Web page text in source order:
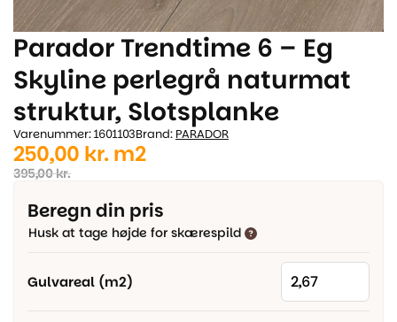
Parador Trendtime 6 – Eg
Skyline perlegrå naturmat
struktur, Slotsplanke
Varenummer: 1601103Brand: PARADOR
395,00kr.
Den
oprindelige
pris
var:
250,00 kr.
Den
aktuelle
pris
er:
m2
Beregn din pris
Husk at tage højde for skærespild
Gulvareal (m2)